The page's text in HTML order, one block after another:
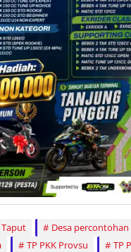
Desa percontohan
TP PKK Provsu TP